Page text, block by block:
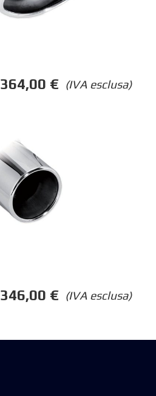
(IVA esclusa)
364,00 €
(IVA esclusa)
346,00 €